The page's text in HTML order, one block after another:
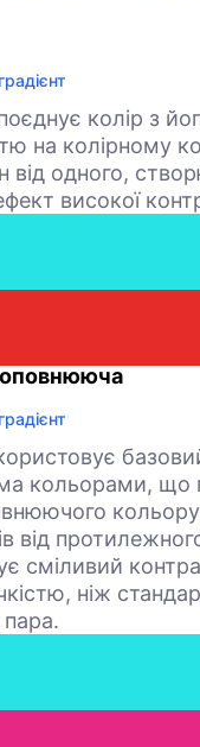
колір з
на колірному
від одного,
високої
кольорами, що
від
сміливий
ніж